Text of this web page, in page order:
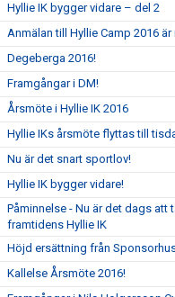
Hyllie IK bygger vidare – del 2
Anmälan till Hyllie Camp 2016
Degeberga 2016!
Framgångar i DM!
Årsmöte i Hyllie IK 2016
Hyllie IKs årsmöte flyttas till
Nu är det snart sportlov!
Hyllie IK bygger vidare!
Påminnelse - Nu är det dags att
framtidens Hyllie IK
Höjd ersättning från
Kallelse Årsmöte 2016!